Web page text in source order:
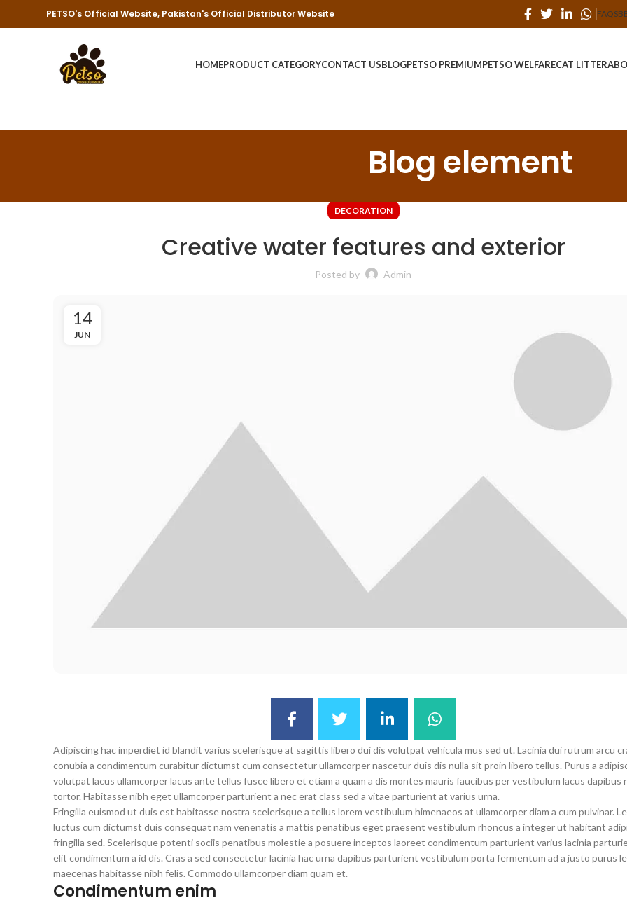
PETSO's Official Website, Pakistan's Official Distributor Website FAQS
HOMEPRODUCT CATEGORYCONTACT USBLOGPETSO PREMIUMPETSO WELFARECAT LITTER
Blog element
DECORATION
Creative water features and exterior
Posted by Admin
14
JUN
Adipiscing hac imperdiet id blandit varius scelerisque at sagittis libero dui dis volutpat vehicula mus sed ut. Lacinia dui rutrum arcu
conubia a condimentum curabitur dictumst cum consectetur ullamcorper nascetur duis dis nulla sit proin libero tellus. Purus a
volutpat lacus ullamcorper lacus ante tellus fusce libero et etiam a quam a dis montes mauris faucibus per vestibulum lacus dapibus
tortor. Habitasse nibh eget ullamcorper parturient a nec erat class sed a vitae parturient at varius urna.
Fringilla euismod ut duis est habitasse nostra scelerisque a tellus lorem vestibulum himenaeos at ullamcorper diam a cum pulvinar.
luctus cum dictumst duis consequat nam venenatis a mattis penatibus eget praesent vestibulum rhoncus a integer ut habitant
fringilla sed. Scelerisque potenti sociis penatibus molestie a posuere inceptos laoreet condimentum parturient varius lacinia
elit condimentum a id dis. Cras a sed consectetur lacinia hac urna dapibus parturient vestibulum porta fermentum ad a justo purus
maecenas habitasse nibh felis. Commodo ullamcorper diam quam et.
Condimentum enim